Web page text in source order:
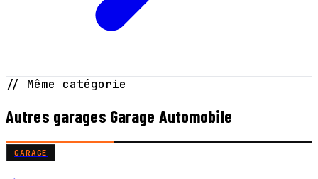
// Même catégorie
Autres garages Garage Automobile
GARAGE